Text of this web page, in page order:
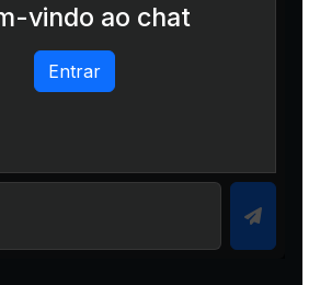
vindo ao chat
Entrar